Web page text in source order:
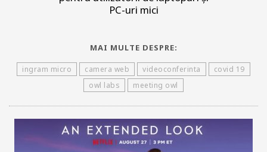
PC-uri mici
MAI MULTE DESPRE:
ingram micro camera web videoconferinta
covid 19
owl labs
meeting owl